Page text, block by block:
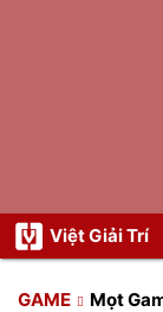
Việt Giải Trí
GAME Mọt